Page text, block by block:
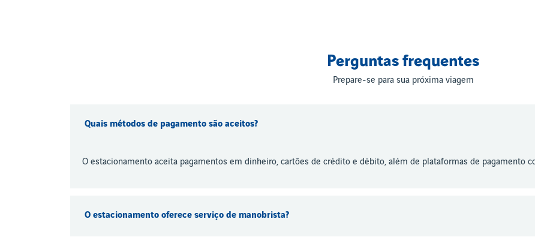
Perguntas frequentes
Prepare-se para sua próxima viagem
Quais métodos de pagamento são aceitos?
O estacionamento aceita pagamentos em dinheiro, cartões de crédito e débito, além de plataformas de pagamento
O estacionamento oferece serviço de manobrista?